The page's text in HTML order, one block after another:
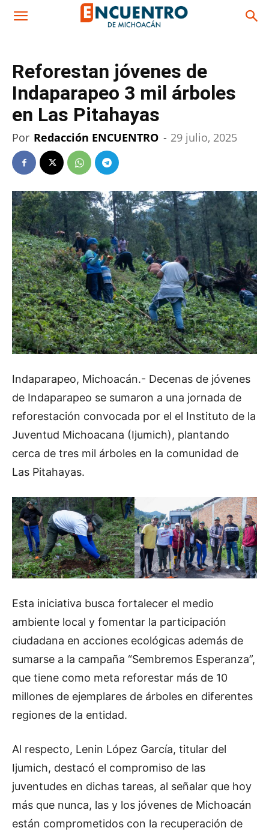
Reforestan jóvenes de
Indaparapeo 3 mil árboles
en Las Pitahayas
Por Redacción ENCUENTRO - 29 julio, 2025
Indaparapeo, Michoacán.- Decenas de jóvenes
de Indaparapeo se sumaron a una jornada de
reforestación convocada por el el Instituto de la
Juventud Michoacana (Ijumich), plantando
cerca de tres mil árboles en la comunidad de
Las Pitahayas.
Esta iniciativa busca fortalecer el medio
ambiente local y fomentar la participación
ciudadana en acciones ecológicas además de
sumarse a la campaña “Sembremos Esperanza”,
que tiene como meta reforestar más de 10
millones de ejemplares de árboles en diferentes
regiones de la entidad.
Al respecto, Lenin López García, titular del
Ijumich, destacó el compromiso de las
juventudes en dichas tareas, al señalar que hoy
más que nunca, las y los jóvenes de Michoacán
están comprometidos con la recuperación de